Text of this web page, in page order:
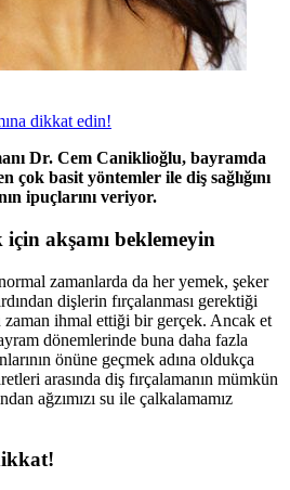
dikkat edin!
Dr. Cem Caniklioğlu, bayramda
çok basit yöntemler ile diş sağlığını
ipuçlarını veriyor.
akşamı beklemeyin
zamanlarda da her yemek, şeker
dişlerin fırçalanması gerektiği
ihmal ettiği bir gerçek. Ancak et
dönemlerinde buna daha fazla
önüne geçmek adına oldukça
arasında diş fırçalamanın mümkün
ağzımızı su ile çalkalamamız